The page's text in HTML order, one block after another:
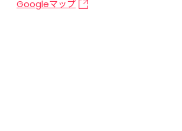
Googleマップ